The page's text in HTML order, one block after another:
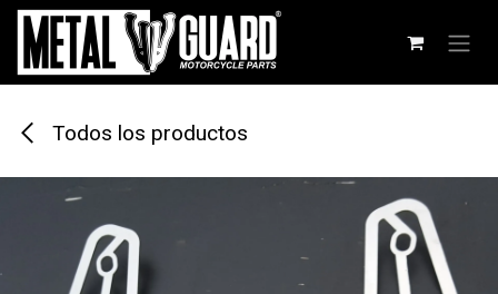
Ir al contenido
Todos los productos